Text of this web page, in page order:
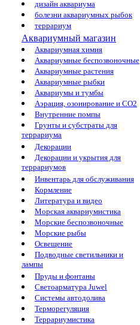
дизайн аквариума
болезни аквариумных рыбок
террариум
Аквариумный магазин
Аквариумная химия
Аквариумные беспозвоночные
Аквариумные растения
Аквариумные рыбки
Аквариумы и тумбы
Аэрация, озонирование и CO2
Внутренние помпы
Грунты и субстраты для
террариума
Декорации
Декорации и укрытия для
террариумов
Инвентарь для обслуживания
Кормление
Литература и видео
Морская аквариумистика
Морские беспозвоночные
Морские рыбы
Освещение
Подводные светильники и
лампы
Пруды и фонтаны
Светоарматура Juwel
Системы автодолива
Терморегуляция
Террариумистика